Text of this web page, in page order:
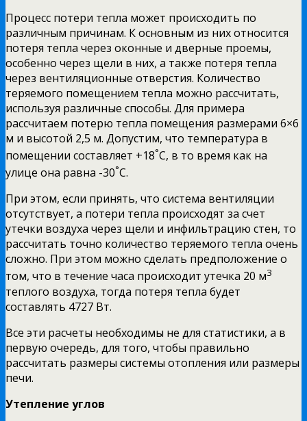
Процесс потери тепла может происходить по
различным причинам. К основным из них относится
потеря тепла через оконные и дверные проемы,
особенно через щели в них, а также потеря тепла
через вентиляционные отверстия. Количество
теряемого помещением тепла можно рассчитать,
используя различные способы. Для примера
рассчитаем потерю тепла помещения размерами 6×6
м и высотой 2,5 м. Допустим, что температура в
помещении составляет +18°С, в то время как на
улице она равна -30°С.
При этом, если принять, что система вентиляции
отсутствует, а потери тепла происходят за счет
утечки воздуха через щели и инфильтрацию стен, то
рассчитать точно количество теряемого тепла очень
сложно. При этом можно сделать предположение о
том, что в течение часа происходит утечка 20 м3
теплого воздуха, тогда потеря тепла будет
составлять 4727 Вт.
Все эти расчеты необходимы не для статистики, а в
первую очередь, для того, чтобы правильно
рассчитать размеры системы отопления или размеры
печи.
Утепление углов